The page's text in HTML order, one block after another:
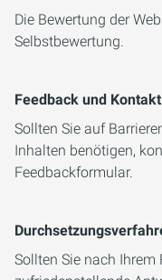
Die Bewertung der
Selbstbewertung.
Feedback und Kontakt
Sollten Sie auf
Inhalten benötigen,
Feedbackformular.
Sollten Sie nach Ihrem